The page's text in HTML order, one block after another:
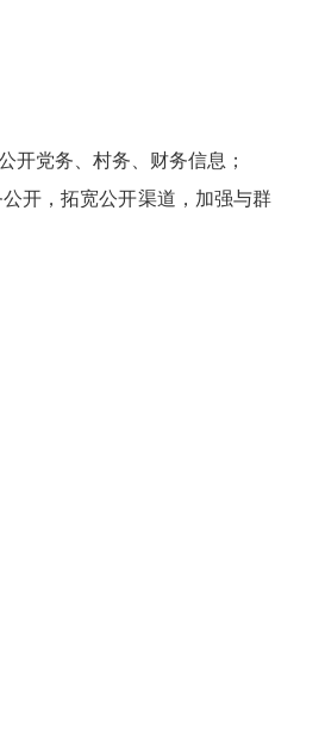
党务、村务、财务信息；
开，拓宽公开渠道，加强与群